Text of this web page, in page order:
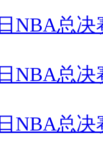
NBA总
NBA总
NBA总